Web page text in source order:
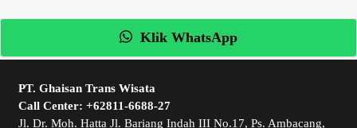
Klik WhatsApp
PT. Ghaisan Trans Wisata
Call Center: +62811-6688-27
Jl. Dr. Moh. Hatta Jl. Bariang Indah III No.17, Ps. Ambacang,